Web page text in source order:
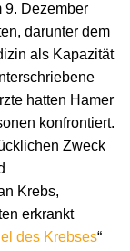
9. Dezember
darunter dem
als Kapazität
hatten Hamer
konfrontiert.
Zweck
Krebs,
erkrankt
des Krebses“